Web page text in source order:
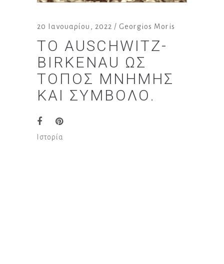
20 Ιανουαρίου, 2022 Georgios Moris
ΤΟ AUSCHWITZ-
BIRKENAU ΩΣ
ΤΌΠΟΣ ΜΝΉΜΗΣ
ΚΑΙ ΣΎΜΒΟΛΟ.
Ιστορία